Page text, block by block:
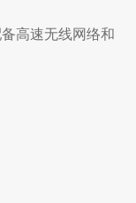
高速无线网络和